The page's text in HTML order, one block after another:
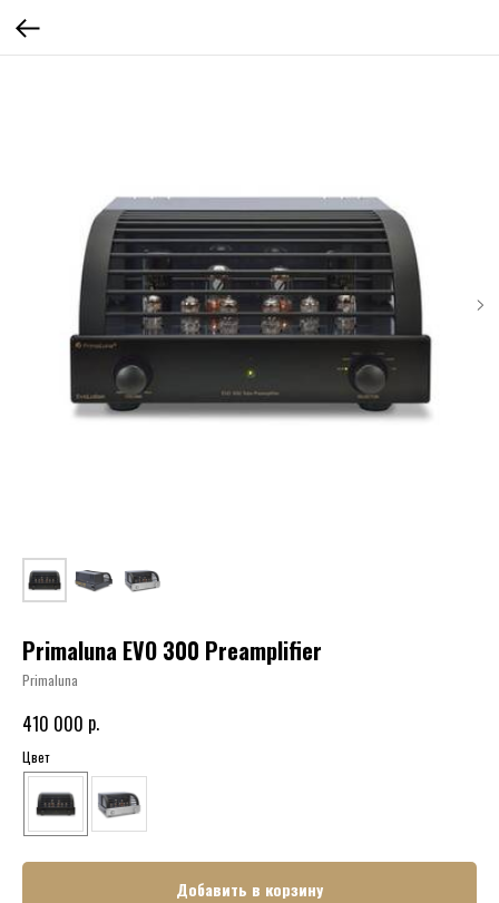
Primaluna EVO 300 Preamplifier
Primaluna
410 000 р.
Цвет
Добавить в корзину